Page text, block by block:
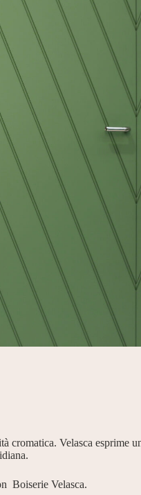
cromatica. Velasca esprime
Boiserie Velasca.